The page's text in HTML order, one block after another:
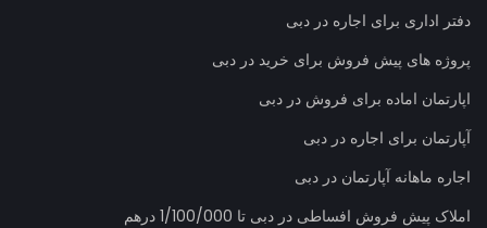
دفتر اداری برای اجاره در دبی
پروژه های پیش فروش برای خرید در دبی
اپارتمان اماده برای فروش در دبی
آپارتمان برای اجاره در دبی
اجاره ماهانه آپارتمان در دبی
املاک پیش فروش افساطی در دبی تا 1/100/000 درهم